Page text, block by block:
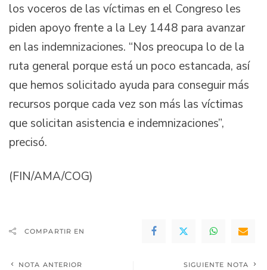
los voceros de las víctimas en el Congreso les
piden apoyo frente a la Ley 1448 para avanzar
en las indemnizaciones. “Nos preocupa lo de la
ruta general porque está un poco estancada, así
que hemos solicitado ayuda para conseguir más
recursos porque cada vez son más las víctimas
que solicitan asistencia e indemnizaciones”,
precisó.
(FIN/AMA/COG)
COMPARTIR EN
NOTA ANTERIOR SIGUIENTE NOTA